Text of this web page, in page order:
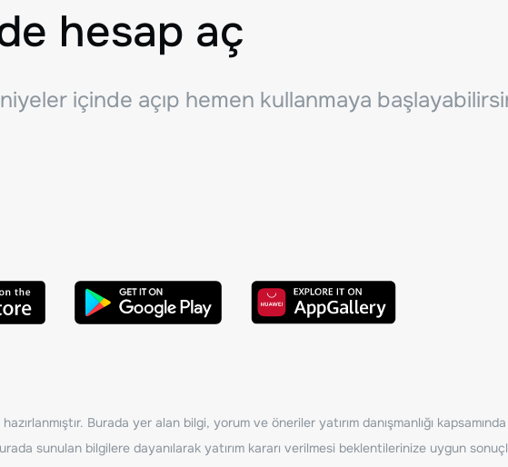
hesap aç
içinde açıp hemen kullanmaya
Burada yer alan bilgi, yorum ve öneriler yatırım danışmanlığı
sunulan bilgilere dayanılarak yatırım kararı verilmesi beklentilerinize uygun